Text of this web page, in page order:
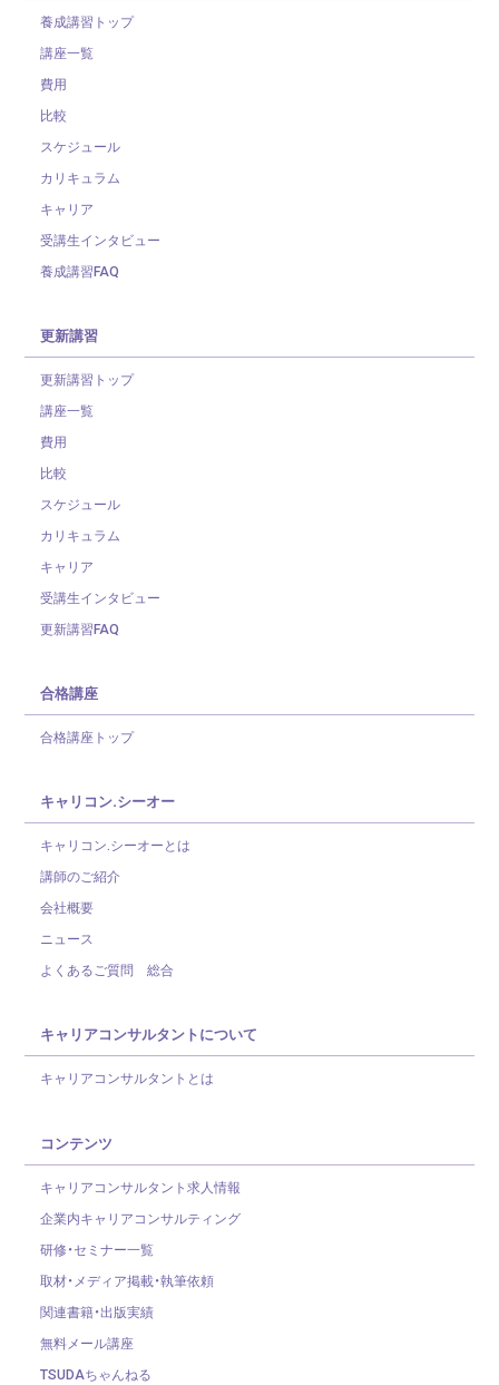
養成講習トップ
講座一覧
費用
比較
スケジュール
カリキュラム
キャリア
受講生インタビュー
養成講習FAQ
更新講習
更新講習トップ
講座一覧
費用
比較
スケジュール
カリキュラム
キャリア
受講生インタビュー
更新講習FAQ
合格講座
合格講座トップ
キャリコン.シーオー
キャリコン.シーオーとは
講師のご紹介
会社概要
ニュース
よくあるご質問 総合
キャリアコンサルタントについて
キャリアコンサルタントとは
コンテンツ
キャリアコンサルタント求人情報
企業内キャリアコンサルティング
研修・セミナー一覧
取材・メディア掲載・執筆依頼
関連書籍・出版実績
無料メール講座
TSUDAちゃんねる